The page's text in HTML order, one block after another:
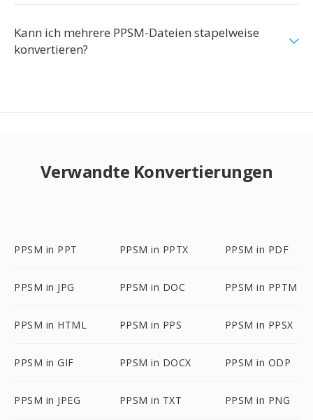
Kann ich mehrere PPSM-Dateien stapelweise
konvertieren?
Verwandte Konvertierungen
PPSM in PPT PPSM in PPTX PPSM in PDF
PPSM in JPG PPSM in DOC PPSM in PPTM
PPSM in HTML PPSM in PPS PPSM in PPSX
PPSM in GIF PPSM in DOCX PPSM in ODP
PPSM in JPEG PPSM in TXT PPSM in PNG